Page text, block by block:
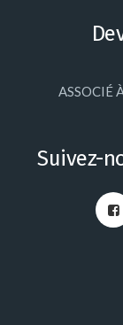
ASSOCIÉ
Suivez-